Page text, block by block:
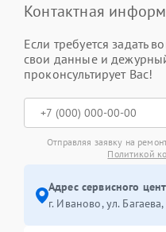
Контактная
Если требуется задать
свои данные и
проконсультирует Вас!
Отправляя заявку на
Политикой
Адрес сервисного
г. Иваново, ул.